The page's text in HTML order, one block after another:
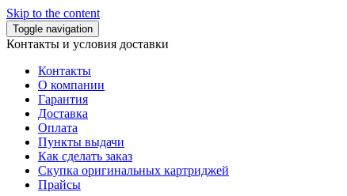
Skip to the content
Toggle navigation
Контакты и условия доставки
Контакты
О компании
Гарантия
Доставка
Оплата
Пункты выдачи
Как сделать заказ
Скупка оригинальных картриджей
Прайсы